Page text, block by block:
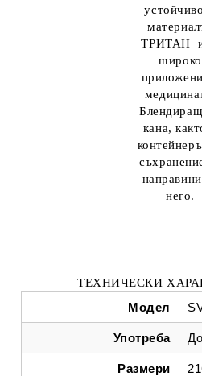
ТРИТАН
широко
кана,
него.
ТЕХНИЧЕСКИ
Модел
Употреба
Размери